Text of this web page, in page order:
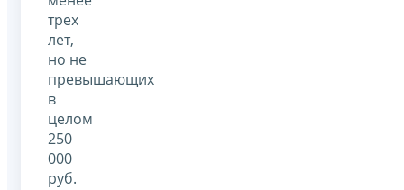
трех
лет,
но не
превышающих
в
целом
250
000
руб.